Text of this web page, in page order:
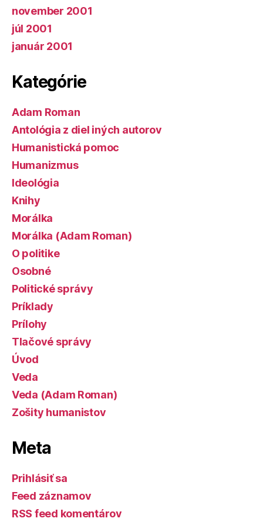
november 2001
júl 2001
január 2001
Kategórie
Adam Roman
Antológia z diel iných autorov
Humanistická pomoc
Humanizmus
Ideológia
Knihy
Morálka
Morálka (Adam Roman)
O politike
Osobné
Politické správy
Príklady
Prílohy
Tlačové správy
Úvod
Veda
Veda (Adam Roman)
Zošity humanistov
Meta
Prihlásiť sa
Feed záznamov
RSS feed komentárov